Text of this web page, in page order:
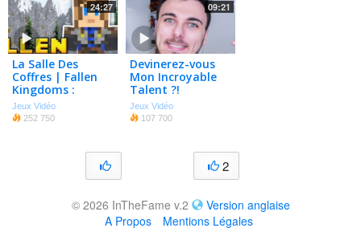
24:27
La Salle Des
Coffres | Fallen
Kingdoms :
Nordique #04
Jeux Vidéo
252 750
09:21
Devinerez-vous
Mon Incroyable
Talent ?!
Jeux Vidéo
107 700
2
© 2026 InTheFame v.2
Version anglaise
A Propos
Mentions Légales